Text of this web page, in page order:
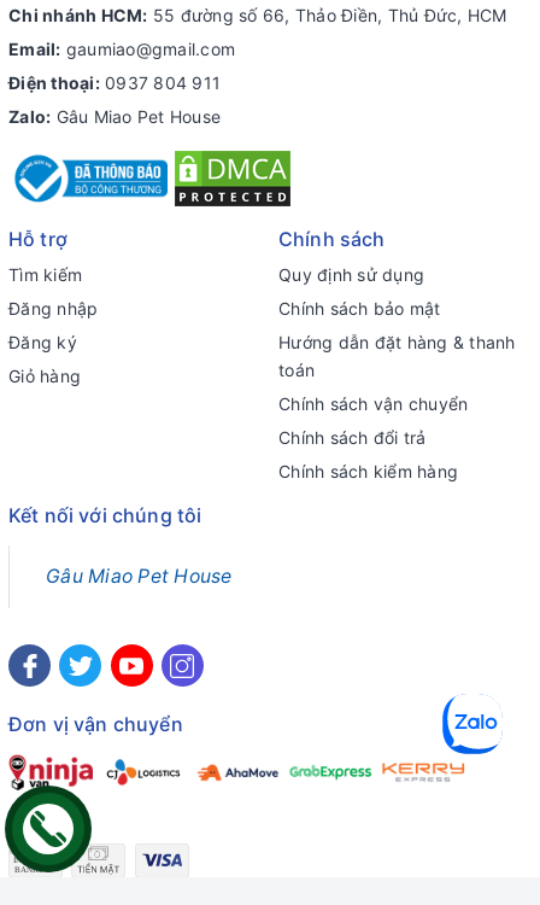
Chi nhánh HCM: 55 đường số 66, Thảo Điền, Thủ Đức, HCM
Email: gaumiao@gmail.com
Điện thoại: 0937 804 911
Zalo: Gâu Miao Pet House
Hỗ trợ
Tìm kiếm
Đăng nhập
Đăng ký
Giỏ hàng
Chính sách
Quy định sử dụng
Chính sách bảo mật
Hướng dẫn đặt hàng & thanh
toán
Chính sách vận chuyển
Chính sách đổi trả
Chính sách kiểm hàng
Kết nối với chúng tôi
Gâu Miao Pet House
Đơn vị vận chuyển